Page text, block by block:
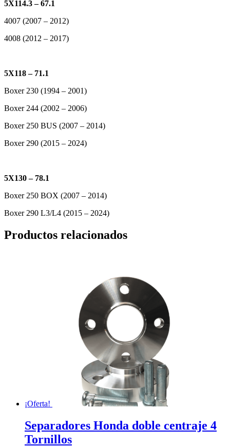
5X114.3 – 67.1
4007 (2007 – 2012)
4008 (2012 – 2017)
5X118 – 71.1
Boxer 230 (1994 – 2001)
Boxer 244 (2002 – 2006)
Boxer 250 BUS (2007 – 2014)
Boxer 290 (2015 – 2024)
5X130 – 78.1
Boxer 250 BOX (2007 – 2014)
Boxer 290 L3/L4 (2015 – 2024)
Productos relacionados
¡Oferta!
Separadores Honda doble centraje 4
Tornillos